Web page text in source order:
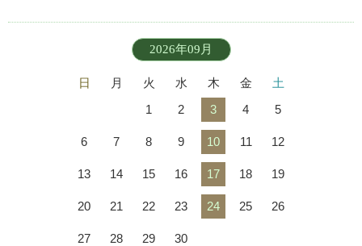
2026年09月
日 月 火 水 木 金
土
1
2 3 4 5
6 7 8 9 10 11 12
13 14 15 16 17 18 19
20 21 22 23 24 25 26
27 28 29 30